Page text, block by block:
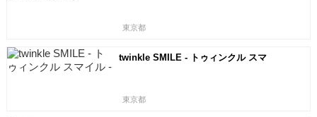
東京都
twinkle SMILE - トゥィンクル スマ
東京都